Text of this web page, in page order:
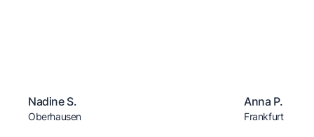
Nadine S.
Oberhausen
Anna P.
Frankfurt